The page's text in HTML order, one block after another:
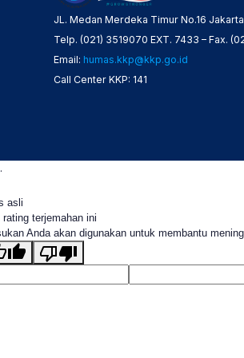
JL. Medan Merdeka Timur No.16
Telp. (021) 3519070 EXT. 7433 – Fax.
Email: humas.kkp@kkp.go.id
Call Center KKP: 141
.
asli
rating terjemahan ini
Anda akan digunakan untuk membantu